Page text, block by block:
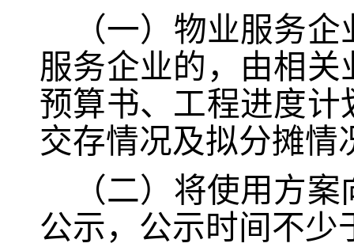
（一）物业服务
服务企业的，由相
预算书、工程进度
交存情况及拟分摊情
（二）将使用方
公示，公示时间不少